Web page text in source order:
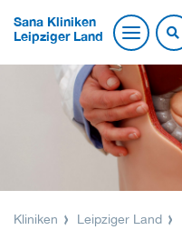
Sana Kliniken
Leipziger Land
Kliniken Leipziger Land